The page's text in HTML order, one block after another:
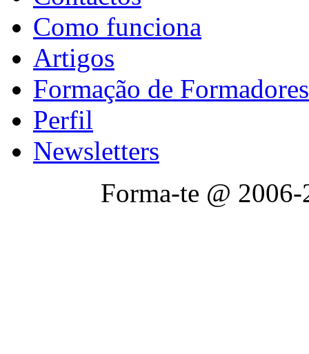
Como funciona
Artigos
Formação de Formadores
Perfil
Newsletters
Forma-te @